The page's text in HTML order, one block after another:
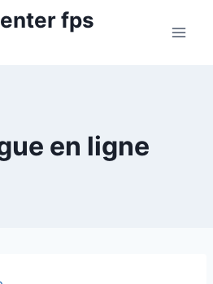
fps
en ligne